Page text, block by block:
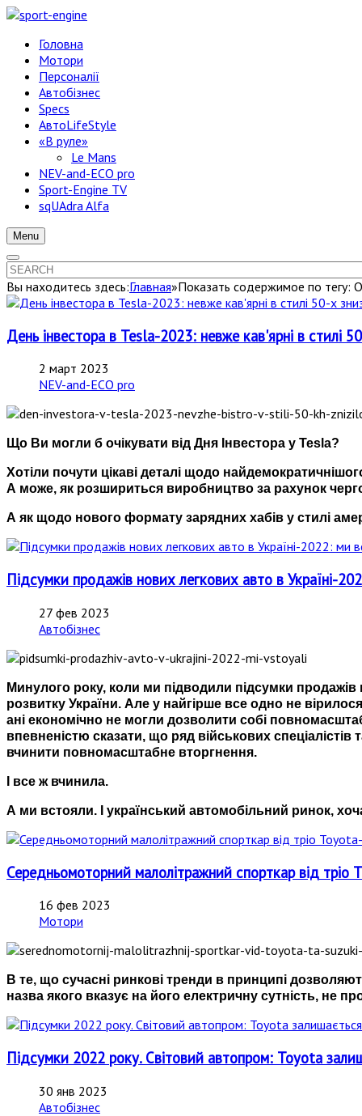
Головна
Мотори
Персоналії
Автобізнес
Specs
АвтоLifeStyle
«В руле»
Le Mans
NEV-and-ECO pro
Sport-Engine TV
sqUAdra Alfa
Menu
Вы находитесь здесь:Главная»Показать содержимое по тегу:
День інвестора в Tesla-2023: невже кав'ярні в стилі
2 март 2023
NEV-and-ECO pro
Що Ви могли б очікувати від Дня Інвестора у Tesla?
Хотіли почути цікаві деталі щодо
А може, як розшириться виробництво за рахунок
А як щодо нового формату зарядних хабів у стилі
Підсумки продажів нових легкових авто в Україні-
27 фев 2023
Автобізнес
Минулого року, коли ми підводили підсумки
розвитку України. Але у найгірше все одно не
ані економічно не могли дозволити собі
впевненістю сказати, що ряд військових
вчинити повномасштабне вторгнення.
І все ж вчинила.
А ми встояли. І український автомобільний ринок,
Середньомоторний малолітражний спорткар від
16 фев 2023
Мотори
В те, що сучасні ринкові тренди в принципі
назва якого вказує на його електричну сутність, не
Підсумки 2022 року. Світовий автопром: Toyota
30 янв 2023
Автобізнес